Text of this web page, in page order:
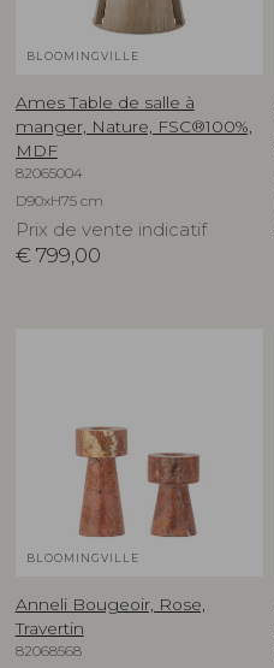
BLOOMINGVILLE
Ames Table de salle à
manger, Nature, FSC®100%,
MDF
82065004
D90xH75 cm
Prix de vente indicatif
€ 799,00
BLOOMINGVILLE
Anneli Bougeoir, Rose,
Travertin
82068568